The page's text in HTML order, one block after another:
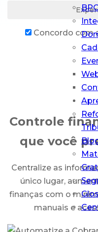
Concordo com
Controle
que você
Centralize as
único lugar,
finanças com o
manuais e